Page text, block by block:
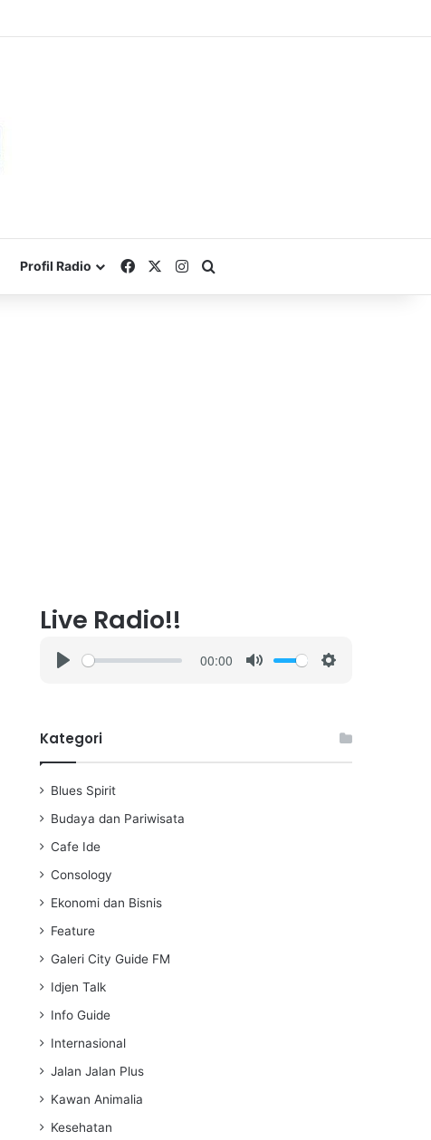
Profil Radio FacebookInstagram
Live Radio!!
y
00:00
i
Kategori
Blues Spirit
Budaya dan Pariwisata
Cafe Ide
Consology
Ekonomi dan Bisnis
Feature
Galeri City Guide FM
Idjen Talk
Info Guide
Internasional
Jalan Jalan Plus
Kawan Animalia
Kesehatan